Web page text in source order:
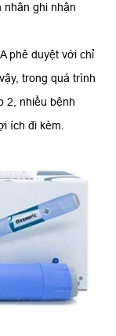
nhân ghi nhận
phê duyệt với chỉ
trong quá trình
2, nhiều bệnh
ích đi kèm.